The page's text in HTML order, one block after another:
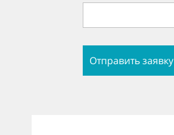
Отправить заявку